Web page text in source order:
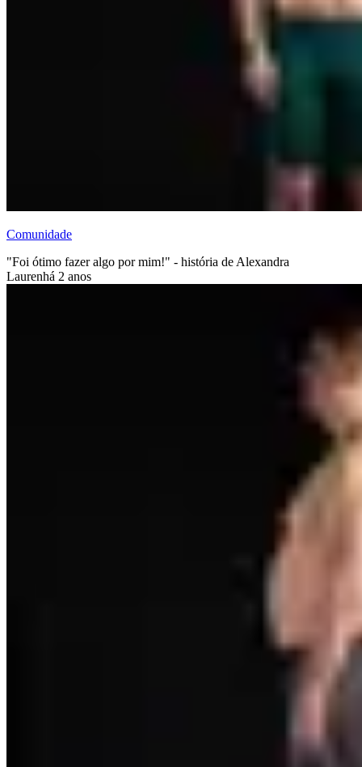
Comunidade
"Foi ótimo fazer algo por mim!" - história de Alexandra
Laurenhá 2 anos